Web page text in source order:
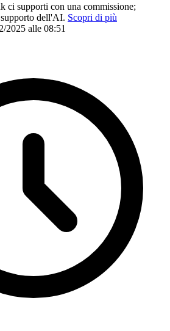
ci supporti con una commissione;
dell'AI. Scopri di più
2025 alle 08:51